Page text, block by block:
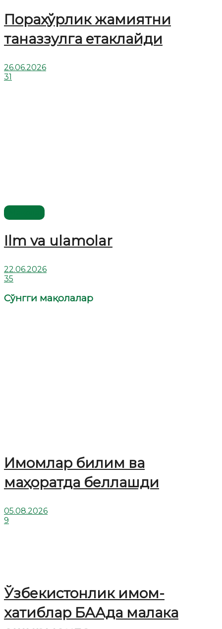
Порахўрлик жамиятни
таназзулга етаклайди
26.06.2026
31
Ilm va ulamolar
22.06.2026
35
Сўнгги мақолалар
Имомлар билим ва
маҳоратда беллашди
05.08.2026
9
Ўзбекистонлик имом-
хатиблар БААда малака